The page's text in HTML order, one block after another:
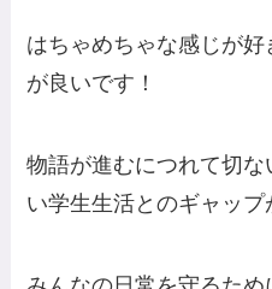
はちゃめちゃな感じが
が良いです！
物語が進むにつれて切
い学生生活とのギャップ